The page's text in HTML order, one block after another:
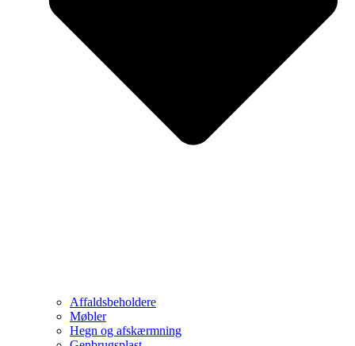
Affaldsbeholdere
Møbler
Hegn og afskærmning